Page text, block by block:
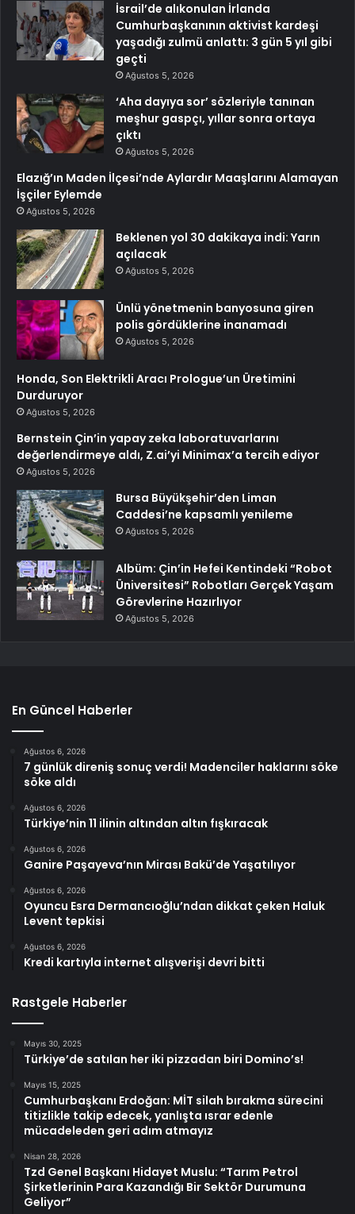
İsrail’de alıkonulan İrlanda
Cumhurbaşkanının aktivist kardeşi
yaşadığı zulmü anlattı: 3 gün 5 yıl gibi
geçti
Ağustos 5, 2026
‘Aha dayıya sor’ sözleriyle tanınan
meşhur gaspçı, yıllar sonra ortaya
çıktı
Ağustos 5, 2026
Elazığ’ın Maden İlçesi’nde Aylardır Maaşlarını Alamayan
İşçiler Eylemde
Ağustos 5, 2026
Beklenen yol 30 dakikaya indi: Yarın
açılacak
Ağustos 5, 2026
Ünlü yönetmenin banyosuna giren
polis gördüklerine inanamadı
Ağustos 5, 2026
Honda, Son Elektrikli Aracı Prologue’un Üretimini
Durduruyor
Ağustos 5, 2026
Bernstein Çin’in yapay zeka laboratuvarlarını
değerlendirmeye aldı, Z.ai’yi Minimax’a tercih ediyor
Ağustos 5, 2026
Bursa Büyükşehir’den Liman
Caddesi’ne kapsamlı yenileme
Ağustos 5, 2026
Albüm: Çin’in Hefei Kentindeki “Robot
Üniversitesi” Robotları Gerçek Yaşam
Görevlerine Hazırlıyor
Ağustos 5, 2026
En Güncel Haberler
Ağustos 6, 2026
7 günlük direniş sonuç verdi! Madenciler haklarını söke
söke aldı
Ağustos 6, 2026
Türkiye’nin 11 ilinin altından altın fışkıracak
Ağustos 6, 2026
Ganire Paşayeva’nın Mirası Bakü’de Yaşatılıyor
Ağustos 6, 2026
Oyuncu Esra Dermancıoğlu’ndan dikkat çeken Haluk
Levent tepkisi
Ağustos 6, 2026
Kredi kartıyla internet alışverişi devri bitti
Rastgele Haberler
Mayıs 30, 2025
Türkiye’de satılan her iki pizzadan biri Domino’s!
Mayıs 15, 2025
Cumhurbaşkanı Erdoğan: MİT silah bırakma sürecini
titizlikle takip edecek, yanlışta ısrar edenle
mücadeleden geri adım atmayız
Nisan 28, 2026
Tzd Genel Başkanı Hidayet Muslu: “Tarım Petrol
Şirketlerinin Para Kazandığı Bir Sektör Durumuna
Geliyor”